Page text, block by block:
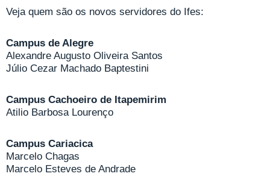
Veja quem são os novos servidores do Ifes:
Campus de Alegre
Alexandre Augusto Oliveira Santos
Júlio Cezar Machado Baptestini
Campus Cachoeiro de Itapemirim
Atilio Barbosa Lourenço
Campus Cariacica
Marcelo Chagas
Marcelo Esteves de Andrade